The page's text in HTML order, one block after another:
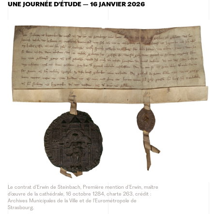
UNE JOURNÉE D’ÉTUDE – 16 JANVIER 2026
Le contrat d’Erwin de Steinbach, Première mention d’Erwin, maître
d’œuvre de la cathédrale, 16 octobre 1284, charte 263, crédit :
Archives Municipales de la Ville et de l’Eurométropole de
Strasbourg.